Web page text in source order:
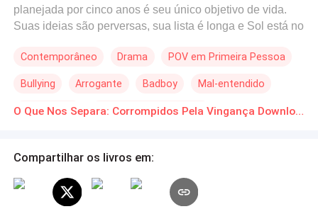
planejada por cinco anos é seu único objetivo de vida.
Suas ideias são perversas, sua lista é longa e Sol está no
amor de sua vida. Uma decepção com quem ela menos
Bento no centro de tudo. Quando as mentiras caírem por
terra, quem estará certo? Pode o desejo superar a
Contemporâneo Drama POV em Primeira Pessoa
Bullying Arrogante Badboy Mal-entendido
Reencontro De Inimigos a Amantes O Que Nos Separa: Corrompidos Pela Vingança Download gratuito de Novelas Online em PDF
Compartilhar os livros em: